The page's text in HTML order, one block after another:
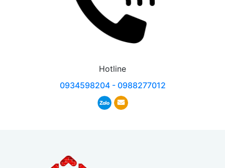
Hotline
0934598204 - 0988277012